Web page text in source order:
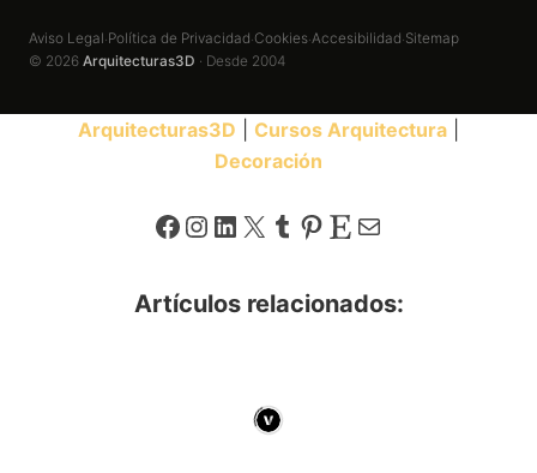
Aviso Legal·Política de Privacidad·Cookies·Accesibilidad·Sitemap
© 2026 Arquitecturas3D · Desde 2004
Arquitecturas3D Cursos Arquitectura
Decoración
Facebook
Instagram
LinkedIn
X Tumblr
Pinterest
EtsyCorreo electrónico
Artículos relacionados: